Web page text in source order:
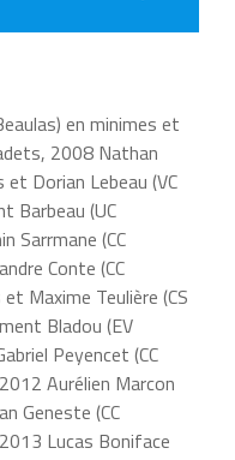
en minimes et
2008 Nathan
Dorian Lebeau (VC
Barbeau (UC
Sarrmane (CC
Conte (CC
Maxime Teulière (CS
Bladou (EV
Peyencet (CC
Aurélien Marcon
Geneste (CC
Lucas Boniface